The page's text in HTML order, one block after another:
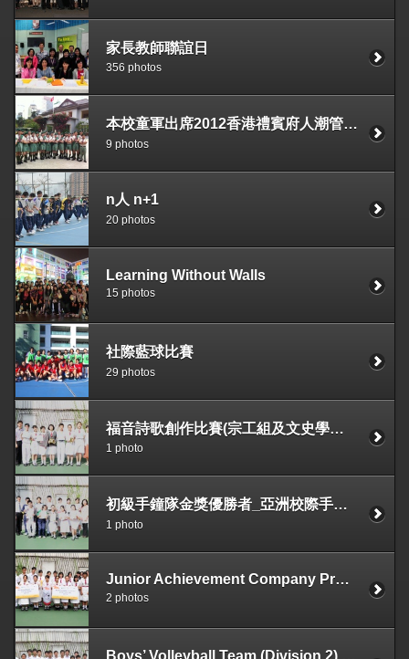
家長教師聯誼日
356 photos
本校童軍出席2012香港禮賓府人潮管理服務
9 photos
n人 n+1
20 photos
Learning Without Walls
15 photos
社際藍球比賽
29 photos
福音詩歌創作比賽(宗工組及文史學會合辦)
1 photo
初級手鐘隊金獎優勝者_亞洲校際手鈴及手鐘大賽2012
1 photo
Junior Achievement Company Program 2011/12
2 photos
Boys’ Volleyball Team (Division 2) Overall Champion